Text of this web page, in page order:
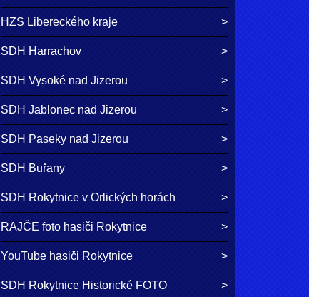
HZS Libereckého kraje
SDH Harrachov
SDH Vysoké nad Jizerou
SDH Jablonec nad Jizerou
SDH Paseky nad Jizerou
SDH Buřany
SDH Rokytnice v Orlických horách
RAJČE foto hasiči Rokytnice
YouTube hasiči Rokytnice
SDH Rokytnice Historické FOTO